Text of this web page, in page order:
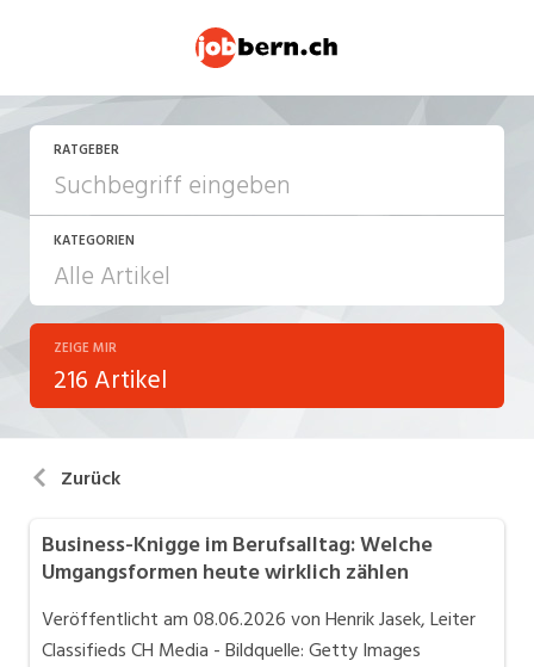
RATGEBER
KATEGORIEN
Arbeitsalltag
Arbeitsrecht
Bewerbung und Karriere
Videos
ZEIGE MIR
216 Artikel
Zurück
Business-Knigge im Berufsalltag: Welche
Umgangsformen heute wirklich zählen
Veröffentlicht am08.06.2026von Henrik Jasek, Leiter
Classifieds CH Media - Bildquelle: Getty Images